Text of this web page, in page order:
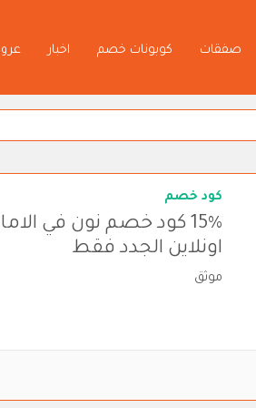
صفقات كوبونات خصم اخبار
كود خصم
15% كود خصم نون في
اونلاين الجدد فقط
موثق